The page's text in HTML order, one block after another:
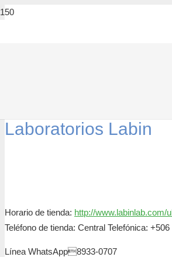
Laboratorios Labin
Horario de tienda: http://www.labinlab.com/
Teléfono de tienda: Central Telefónica:
Línea WhatsApp8933-0707